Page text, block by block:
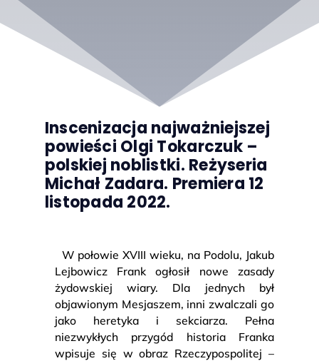
Inscenizacja najważniejszej
powieści Olgi Tokarczuk –
polskiej noblistki. Reżyseria
Michał Zadara. Premiera 12
listopada 2022.
W połowie XVIII wieku, na Podolu, Jakub
Lejbowicz Frank ogłosił nowe zasady
żydowskiej wiary. Dla jednych był
objawionym Mesjaszem, inni zwalczali go
jako heretyka i sekciarza. Pełna
niezwykłych przygód historia Franka
wpisuje się w obraz Rzeczypospolitej –